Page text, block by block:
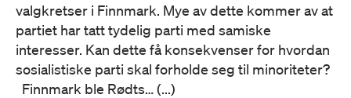
valgkretser i Finnmark. Mye av dette kommer av at
partiet har tatt tydelig parti med samiske
interesser. Kan dette få konsekvenser for hvordan
sosialistiske parti skal forholde seg til minoriteter?
Finnmark ble Rødts… (...)